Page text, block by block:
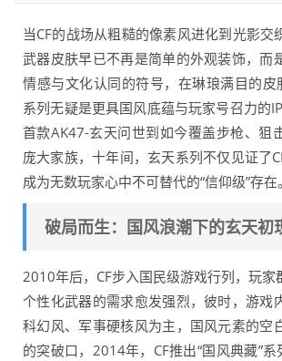
当CF的战场从粗糙的像素风进化到光影交
武器皮肤早已不再是简单的外观装饰，而
情感与文化认同的符号，在琳琅满目的皮
系列无疑是更具国风底蕴与玩家号召力的
首款AK47-玄天问世到如今覆盖步枪、狙
庞大家族，十年间，玄天系列不仅见证了
成为无数玩家心中不可替代的“信仰级”存在。
破局而生：国风浪潮下的玄天初
2010年后，CF步入国民级游戏行列，玩家
个性化武器的需求愈发强烈，彼时，游戏
科幻风、军事硬核风为主，国风元素的空
的突破口，2014年，CF推出“国风典藏”